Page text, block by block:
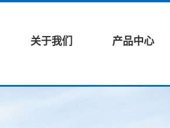
关于我们 产品中心